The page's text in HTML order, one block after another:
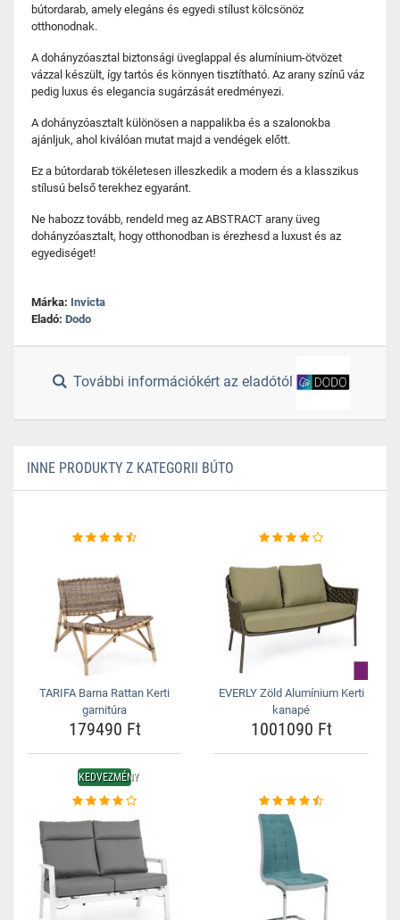
bútordarab, amely elegáns és egyedi stílust kölcsönöz
otthonodnak.
A dohányzóasztal biztonsági üveglappal és alumínium-ötvözet
vázzal készült, így tartós és könnyen tisztítható. Az arany színű váz
pedig luxus és elegancia sugárzását eredményezi.
A dohányzóasztalt különösen a nappalikba és a szalonokba
ajánljuk, ahol kiválóan mutat majd a vendégek előtt.
Ez a bútordarab tökéletesen illeszkedik a modern és a klasszikus
stílusú belső terekhez egyaránt.
Ne habozz tovább, rendeld meg az ABSTRACT arany üveg
dohányzóasztalt, hogy otthonodban is érezhesd a luxust és az
egyediséget!
Márka: Invicta
Eladó: Dodo
További információkért az eladótól
INNE PRODUKTY Z KATEGORII BÚTO
TARIFA Barna Rattan Kerti
garnitúra
179490 Ft
EVERLY Zöld Alumínium Kerti
kanapé
1001090 Ft
KEDVEZMÉNY